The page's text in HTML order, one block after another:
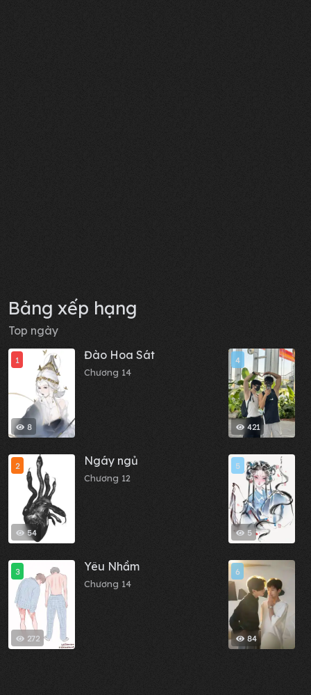
Bảng xếp hạng
Top ngày
8
1 Đào Hoa Sát
Chương 14
54
2 Ngáy ngủ
Chương 12
272
3 Yêu Nhầm
Chương 14
421
4
5
5
84
6